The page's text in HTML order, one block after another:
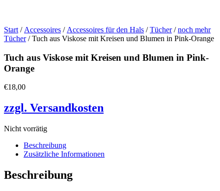
Start / Accessoires / Accessoires für den Hals /Tücher/noch mehr
Tücher/ Tuch aus Viskose mit Kreisen und Blumen in Pink-Orange
Tuch aus Viskose mit Kreisen und Blumen in Pink-
Orange
€18,00
zzgl. Versandkosten
Nicht vorrätig
Beschreibung
Zusätzliche Informationen
Beschreibung